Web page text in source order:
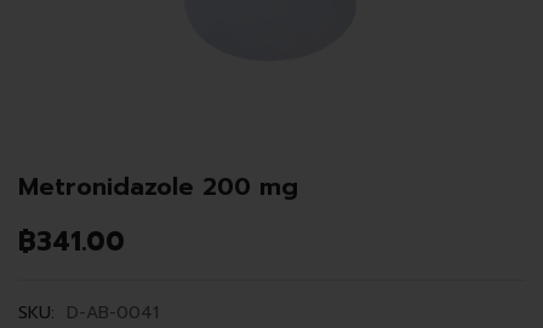
Metronidazole 200 mg
฿341.00
SKU: D-AB-0041